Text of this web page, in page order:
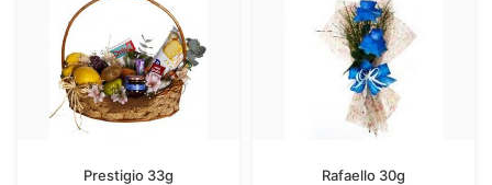
Prestigio 33g Rafaello 30g